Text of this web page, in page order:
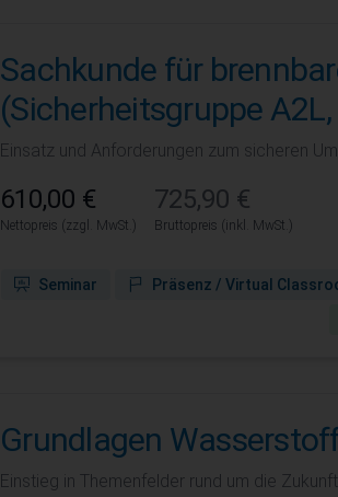
Sachkunde für
(Sicherheitsgruppe
Einsatz und Anforderungen zum sicheren
610,00 €
Nettopreis (zzgl. MwSt.)
725,90 €
Bruttopreis (inkl. MwSt.)
Seminar Präsenz / Virtual
Grundlagen
Einstieg in Themenfelder rund um die